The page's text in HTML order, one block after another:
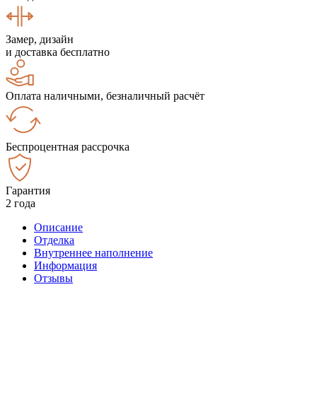
Замер, дизайн
и доставка бесплатно
Оплата наличными, безналичный расчёт
Беспроцентная рассрочка
Гарантия
2 года
Описание
Отделка
Внутреннее наполнение
Информация
Отзывы